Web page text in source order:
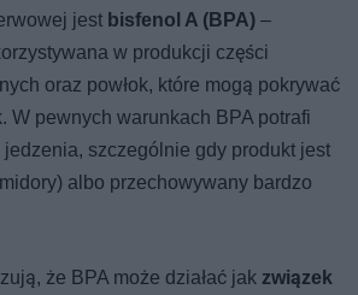
jest bisfenol A (BPA) –
w produkcji części
oraz powłok, które mogą pokrywać
W pewnych warunkach BPA potrafi
szczególnie gdy produkt jest
albo przechowywany bardzo
że BPA może działać jak związek